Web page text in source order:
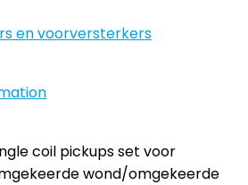
en voorversterkers
coil pickups set voor
wond/omgekeerde